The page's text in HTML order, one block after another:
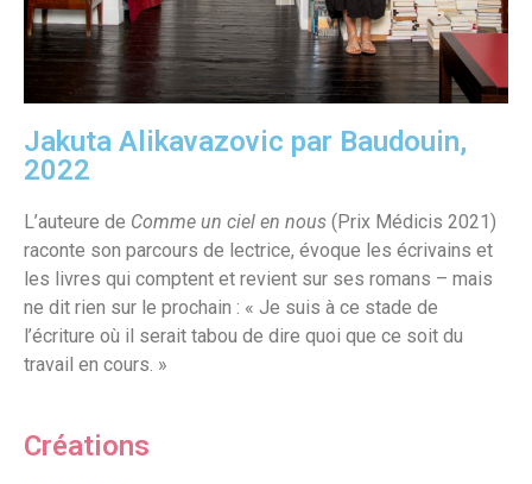
Jakuta Alikavazovic par Baudouin,
2022
L’auteure de Comme un ciel en nous (Prix Médicis 2021)
raconte son parcours de lectrice, évoque les écrivains et
les livres qui comptent et revient sur ses romans – mais
ne dit rien sur le prochain : « Je suis à ce stade de
l’écriture où il serait tabou de dire quoi que ce soit du
travail en cours. »
Créations